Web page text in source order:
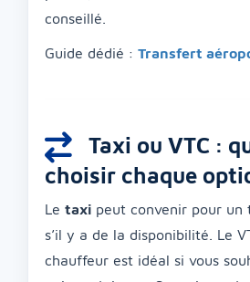
conseillé.
Guide dédié : Transfert
Taxi ou VTC :
choisir chaque
Le taxi peut convenir pour un
s’il y a de la disponibilité. Le
chauffeur est idéal si vous